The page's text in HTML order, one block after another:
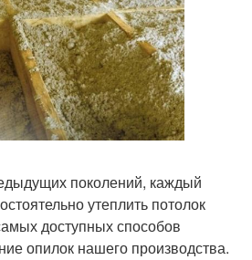
поколений, каждый
утеплить потолок
доступных способов
опилок нашего производства.